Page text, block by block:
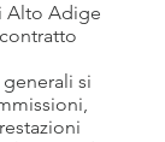
Alto Adige
si